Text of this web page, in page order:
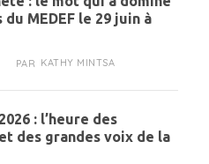
MEDEF le 29 juin à
PAR KATHY MINTSA
: l’heure des
des grandes voix de la